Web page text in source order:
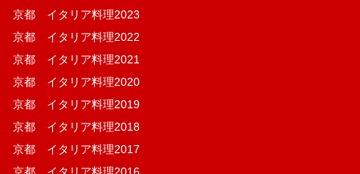
京都 イタリア料理2023
京都 イタリア料理2022
京都 イタリア料理2021
京都 イタリア料理2020
京都 イタリア料理2019
京都 イタリア料理2018
京都 イタリア料理2017